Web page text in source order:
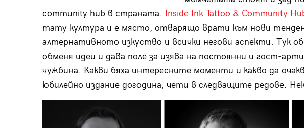
community hub в страната. Inside Ink Tattoo & Community
тату култура и е място, отварящо врати към нови
алтернативното изкуство и всички негови аспекти. Тук
обменя идеи и дава поле за изява на постоянни и гост-
чужбина. Какви бяха интересните моменти и какво да
юбилейно издание догодина, чети в следващите редове.